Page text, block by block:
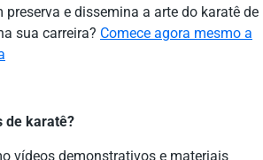
e dissemina a arte do karatê de
sua carreira? Comece agora mesmo a
de karatê?
vídeos demonstrativos e materiais